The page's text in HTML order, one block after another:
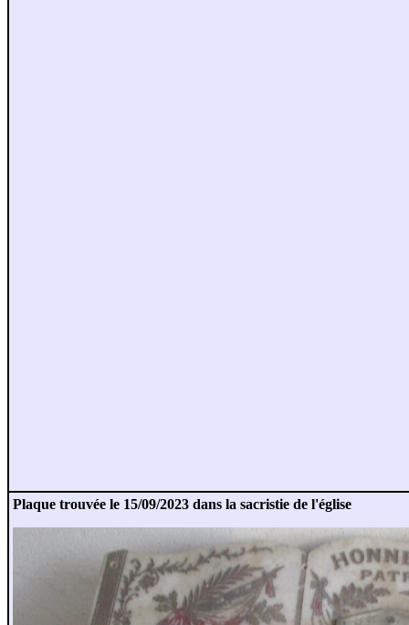
Plaque trouvée le 15/09/2023 dans la sacristie de l'église